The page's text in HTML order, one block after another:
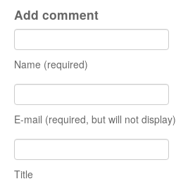
Add comment
Name (required)
E-mail (required, but will not display)
Title